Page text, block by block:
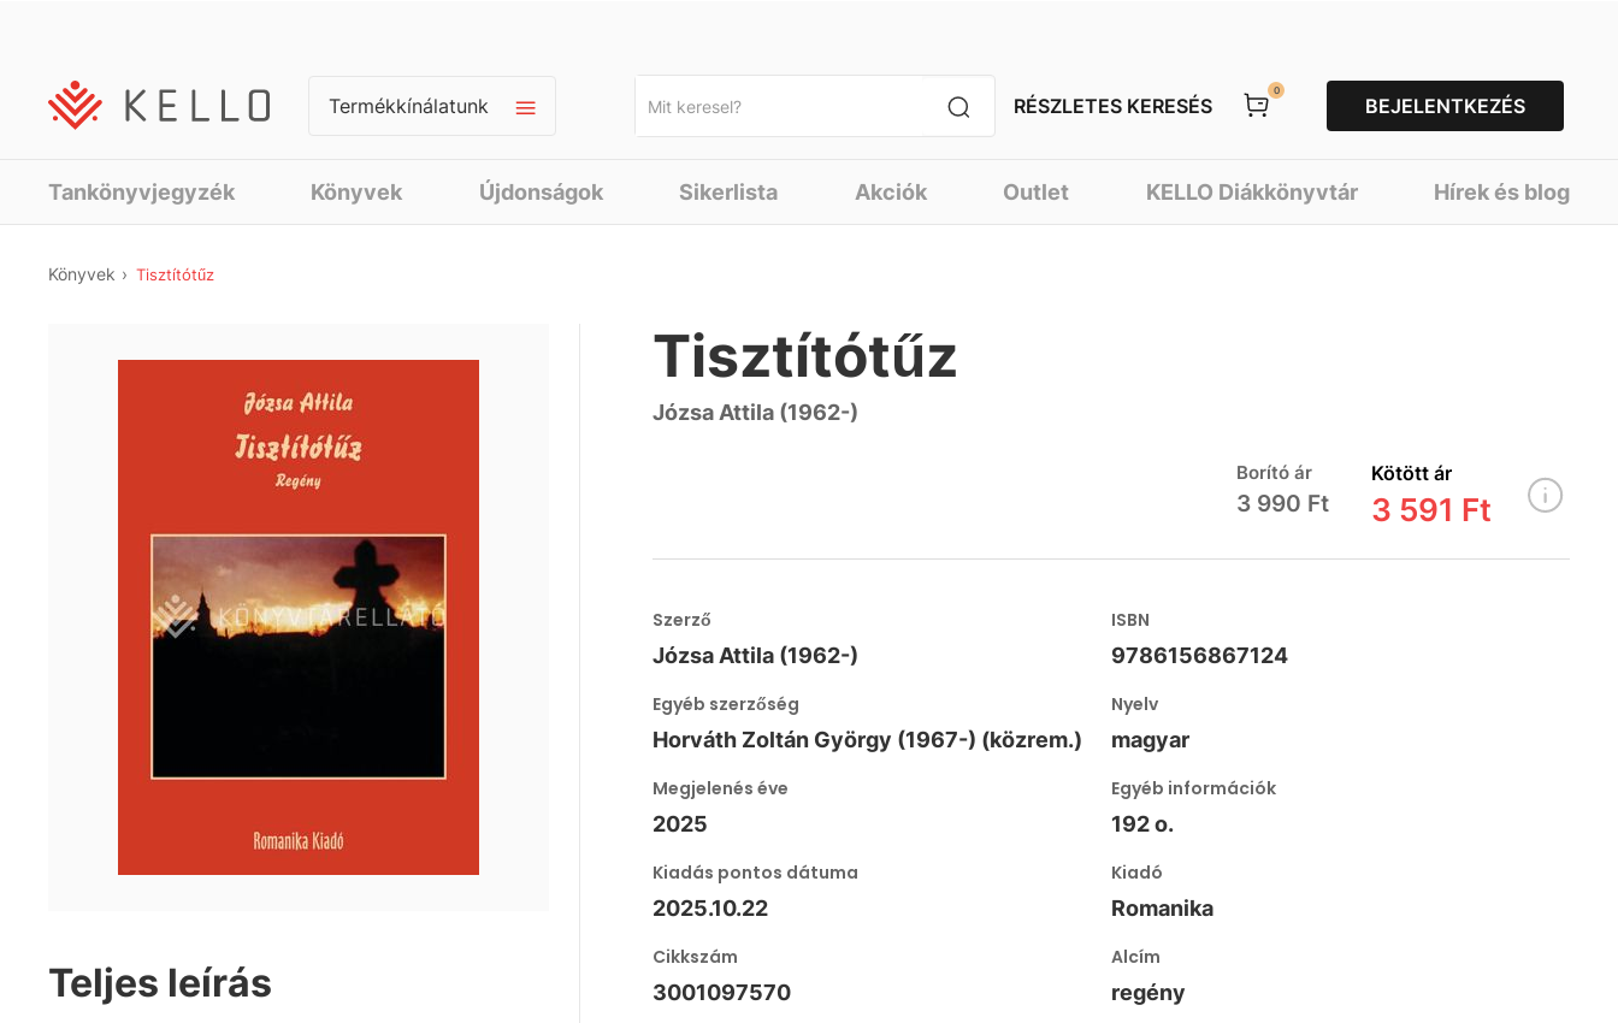
Termékkínálatunk RÉSZLETES KERESÉS
0
BEJELENTKEZÉS
Tankönyvjegyzék Könyvek Újdonságok Sikerlista Akciók Outlet KELLO Diákkönyvtár Hírek és blog
Könyvek Tisztítótűz
Teljes leírás
Tisztítótűz
Józsa Attila (1962-)
Borító ár
3 990 Ft
Kötött ár
3 591 Ft
Szerző
Józsa Attila (1962-)
ISBN
9786156867124
Egyéb szerzőség
Horváth Zoltán György (1967-) (közrem.)
Nyelv
magyar
Megjelenés éve
2025
Egyéb információk
192 o.
Kiadás pontos dátuma
2025.10.22
Kiadó
Romanika
Cikkszám
3001097570
Alcím
regény